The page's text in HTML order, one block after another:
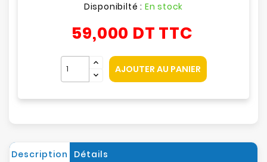
Disponibilté : En stock
59,000 DT TTC
AJOUTER AU PANIER
Description Détails